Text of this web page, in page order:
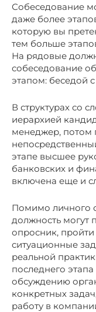
Собеседование
даже более
которую вы
тем больше
На рядовые
собеседование
этапом: беседой
В структурах со
иерархией
менеджер, потом
этапе высшее
банковских и
включена еще и
Помимо личного
должность могут
опросник,
ситуационные
реальной
последнего
обсуждению
конкретных
работу в